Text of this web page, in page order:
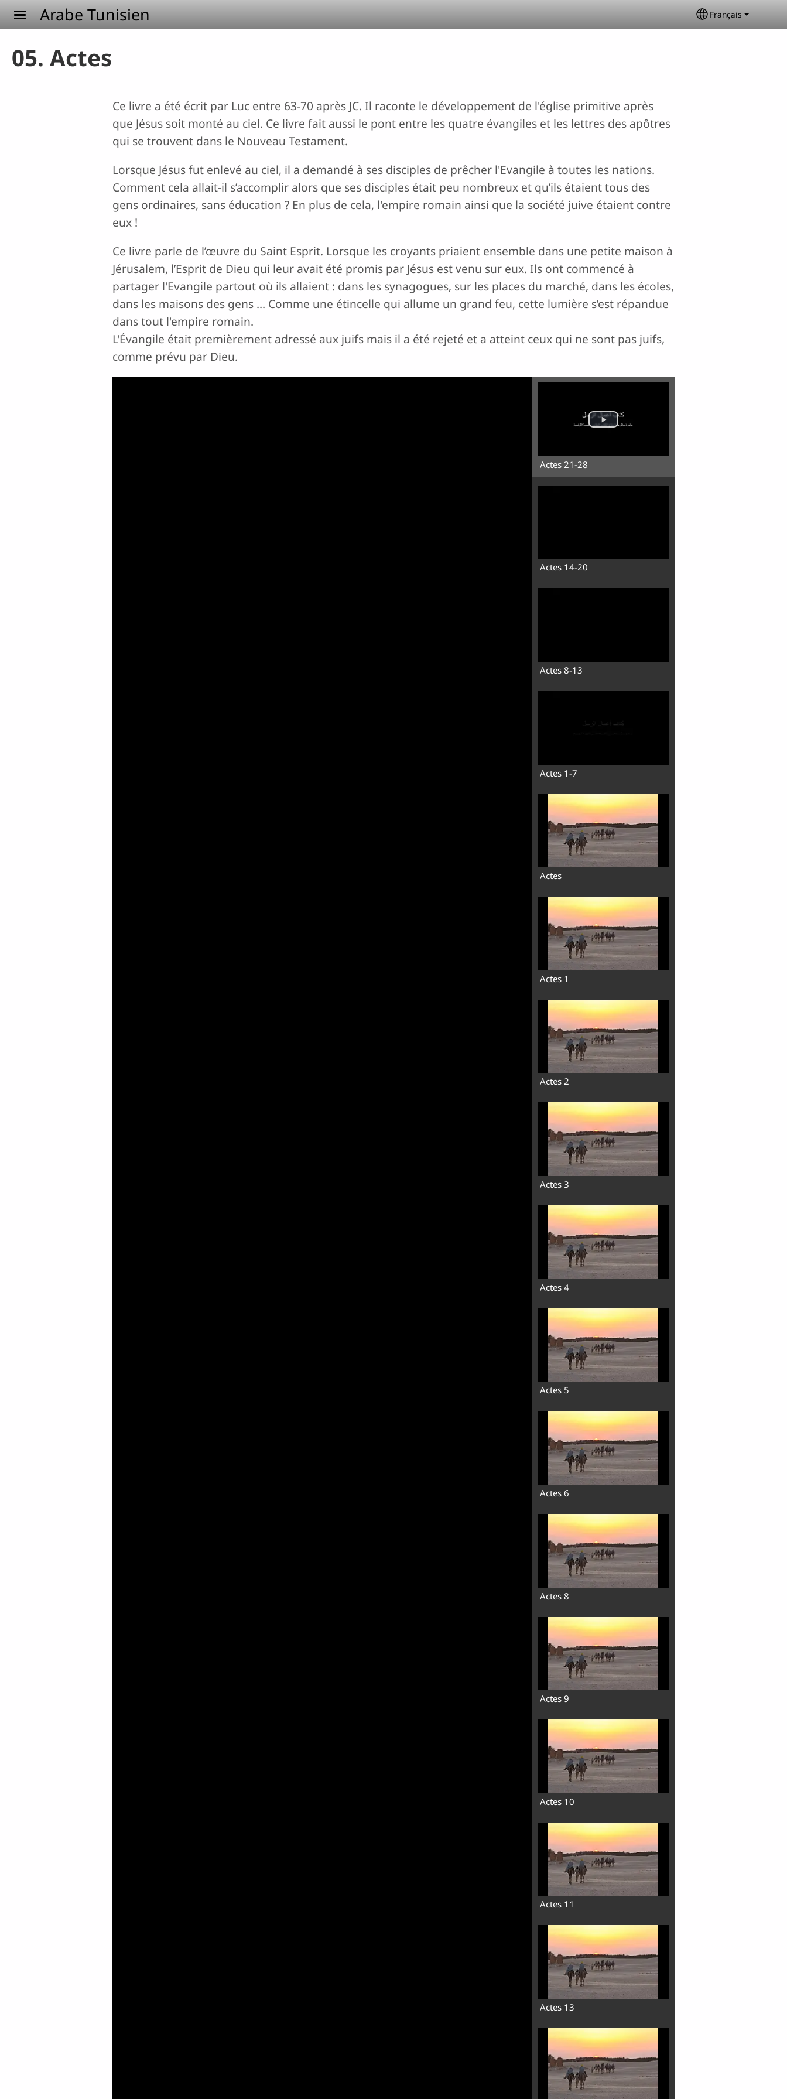
Aller au contenu principal
Arabe Tunisien Select your
Français
05. Actes
Ce livre a été écrit par Luc entre 63-70 après JC. Il raconte le développement de l'église primitive après
que Jésus soit monté au ciel. Ce livre fait aussi le pont entre les quatre évangiles et les lettres des apôtres
qui se trouvent dans le Nouveau Testament.
Lorsque Jésus fut enlevé au ciel, il a demandé à ses disciples de prêcher l'Evangile à toutes les nations.
Comment cela allait-il s’accomplir alors que ses disciples était peu nombreux et qu’ils étaient tous des
gens ordinaires, sans éducation ? En plus de cela, l'empire romain ainsi que la société juive étaient contre
eux !
Ce livre parle de l’œuvre du Saint Esprit. Lorsque les croyants priaient ensemble dans une petite maison à
Jérusalem, l’Esprit de Dieu qui leur avait été promis par Jésus est venu sur eux. Ils ont commencé à
partager l'Evangile partout où ils allaient : dans les synagogues, sur les places du marché, dans les écoles,
dans les maisons des gens ... Comme une étincelle qui allume un grand feu, cette lumière s’est répandue
dans tout l'empire romain.
L'Évangile était premièrement adressé aux juifs mais il a été rejeté et a atteint ceux qui ne sont pas juifs,
comme prévu par Dieu.
Actes 21-28
Actes 14-20
Actes 8-13
Actes 1-7
Actes
Actes 1
Actes 2
Actes 3
Actes 4
Actes 5
Actes 6
Actes 8
Actes 9
Actes 10
Actes 11
Actes 13